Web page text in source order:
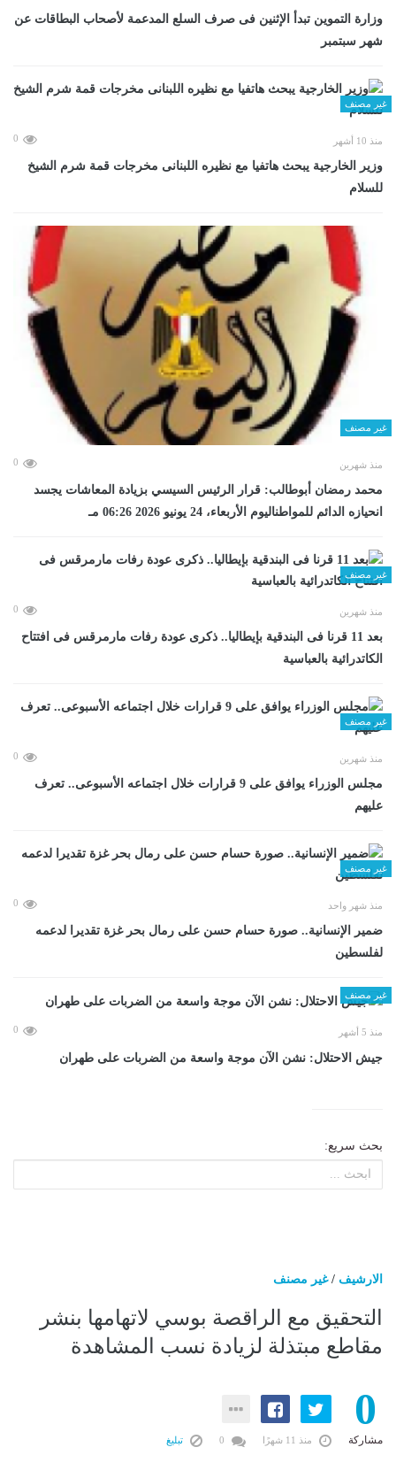
وزارة التموين تبدأ الإثنين فى صرف السلع المدعمة لأصحاب البطاقات عن
شهر سبتمبر
غير مصنف
منذ 10 أشهر 0
وزير الخارجية يبحث هاتفيا مع نظيره اللبنانى مخرجات قمة شرم الشيخ
للسلام
غير مصنف
منذ شهرين 0
محمد رمضان أبوطالب: قرار الرئيس السيسي بزيادة المعاشات يجسد
انحيازه الدائم للمواطناليوم الأربعاء، 24 يونيو 2026 06:26 مـ
غير مصنف
منذ شهرين 0
بعد 11 قرنا فى البندقية بإيطاليا.. ذكرى عودة رفات مارمرقس فى افتتاح
الكاتدرائية بالعباسية
غير مصنف
منذ شهرين 0
مجلس الوزراء يوافق على 9 قرارات خلال اجتماعه الأسبوعى.. تعرف
عليهم
غير مصنف
منذ شهر واحد 0
ضمير الإنسانية.. صورة حسام حسن على رمال بحر غزة تقديرا لدعمه
لفلسطين
غير مصنف
منذ 5 أشهر 0
جيش الاحتلال: نشن الآن موجة واسعة من الضربات على طهران
بحث سريع:
الارشيف /غير مصنف
التحقيق مع الراقصة بوسي لاتهامها بنشر
مقاطع مبتذلة لزيادة نسب المشاهدة
0
مشاركة منذ 11 شهرًا تبليغ